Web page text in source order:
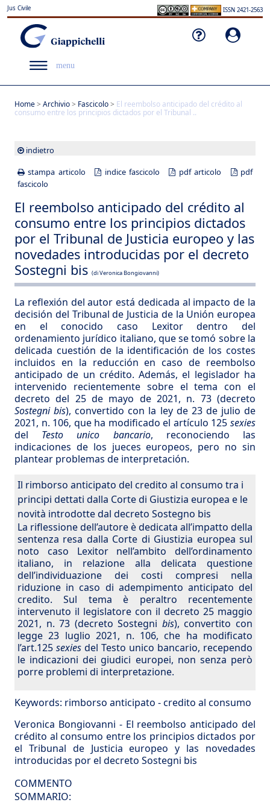
Jus Civile ISSN 2421-2563
menu
Home> Archivio> Fascicolo> El reembolso anticipado del crédito al
consumo entre los principios dictados por el Tribunal ..
indietro
stampa articolo
indice fascicolo pdf articolo
pdf
fascicolo
El reembolso anticipado del crédito al
consumo entre los principios dictados
por el Tribunal de Justicia europeo y las
novedades introducidas por el decreto
Sostegni bis (di Veronica Bongiovanni)
La reflexión del autor está dedicada al impacto de la
decisión del Tribunal de Justicia de la Unión europea
en el conocido caso Lexitor dentro del
ordenamiento jurídico italiano, que se tomó sobre la
delicada cuestión de la identificación de los costes
incluidos en la reducción en caso de reembolso
anticipado de un crédito. Además, el legislador ha
intervenido recientemente sobre el tema con el
decreto del 25 de mayo de 2021, n. 73 (decreto
Sostegni bis), convertido con la ley de 23 de julio de
2021, n. 106, que ha modificado el artículo 125 sexies
del Testo unico bancario, reconociendo las
indicaciones de los jueces europeos, pero no sin
plantear problemas de interpretación.
Il rimborso anticipato del credito al consumo tra i
principi dettati dalla Corte di Giustizia europea e le
novità introdotte dal decreto Sostegno bis
La riflessione dell’autore è dedicata all’impatto della
sentenza resa dalla Corte di Giustizia europea sul
noto caso Lexitor nell’ambito dell’ordinamento
italiano, in relazione alla delicata questione
dell’individuazione dei costi compresi nella
riduzione in caso di adempimento anticipato del
credito. Sul tema è peraltro recentemente
intervenuto il legislatore con il decreto 25 maggio
2021, n. 73 (decreto Sostegni bis), convertito con
legge 23 luglio 2021, n. 106, che ha modificato
l’art.125 sexies del Testo unico bancario, recependo
le indicazioni dei giudici europei, non senza però
porre problemi di interpretazione.
Keywords: rimborso anticipato -credito al consumo
Veronica Bongiovanni - El reembolso anticipado del
crédito al consumo entre los principios dictados por
el Tribunal de Justicia europeo y las novedades
introducidas por el decreto Sostegni bis
COMMENTO
SOMMARIO: